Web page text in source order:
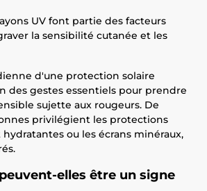
UV font partie des facteurs
la sensibilité cutanée et les
d'une protection solaire
des gestes essentiels pour prendre
sujette aux rougeurs. De
privilégient les protections
ou les écrans minéraux,
elles être un signe